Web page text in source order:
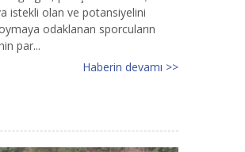
istekli olan ve potansiyelini
odaklanan sporcuların
par...
Haberin devamı >>